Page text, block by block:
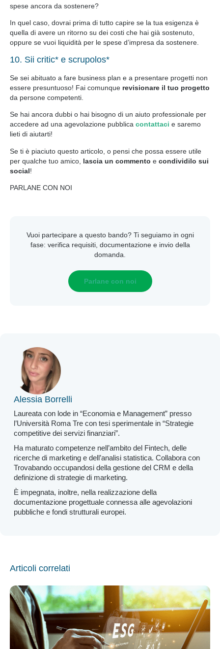
spese ancora da sostenere?
In quel caso, dovrai prima di tutto capire se la tua esigenza è
quella di avere un ritorno su dei costi che hai già sostenuto,
oppure se vuoi liquidità per le spese d’impresa da sostenere.
10. Sii critic* e scrupolos*
Se sei abituato a fare business plan e a presentare progetti non
essere presuntuoso! Fai comunque revisionare il tuo progetto
da persone competenti.
Se hai ancora dubbi o hai bisogno di un aiuto professionale per
accedere ad una agevolazione pubblica contattaci e saremo
lieti di aiutarti!
Se ti è piaciuto questo articolo, o pensi che possa essere utile
per qualche tuo amico, lascia un commento e condividilo sui
social!
PARLANE CON NOI
Vuoi partecipare a questo bando? Ti seguiamo in ogni
fase: verifica requisiti, documentazione e invio della
domanda.
Parlane con noi
Alessia Borrelli
Laureata con lode in “Economia e Management” presso
l’Università Roma Tre con tesi sperimentale in “Strategie
competitive dei servizi finanziari”.
Ha maturato competenze nell’ambito del Fintech, delle
ricerche di marketing e dell’analisi statistica. Collabora con
Trovabando occupandosi della gestione del CRM e della
definizione di strategie di marketing.
È impegnata, inoltre, nella realizzazione della
documentazione progettuale connessa alle agevolazioni
pubbliche e fondi strutturali europei.
Articoli correlati